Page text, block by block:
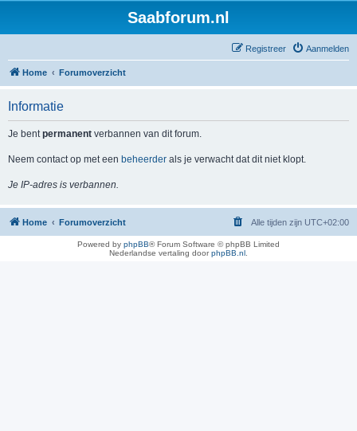
Saabforum.nl
Aanmelden
Registreer
Home Forumoverzicht
Informatie
Je bentpermanent verbannen van dit forum.
Neem contact op met een beheerder als je verwacht dat dit niet klopt.
Je IP-adres is verbannen.
Home Forumoverzicht Alle tijden zijn UTC+02:00
Powered by phpBB® Forum Software © phpBB Limited
Nederlandse vertaling doorphpBB.nl